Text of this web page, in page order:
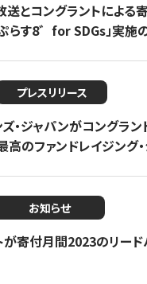
送とコングラントによる
らす8゛for SDGs」実施
プレスリリース
・ジャパンがコングラ
のファンドレイジング
お知らせ
が寄付月間2023のリード